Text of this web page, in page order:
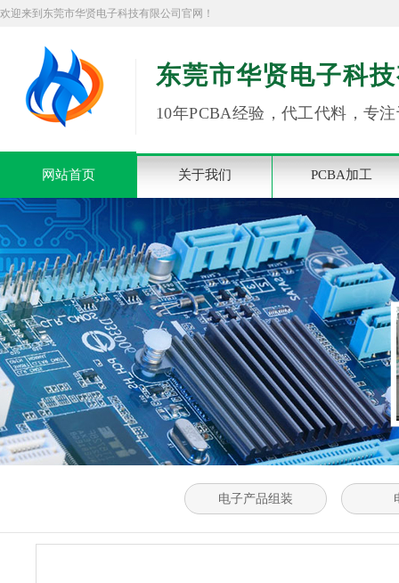
欢迎来到东莞市华贤电子科技有限公司官网！
东莞市华贤电子科
10年PCBA经验，代工代料，专
网站首页 关于我们 PCBA加工
电子产品组装